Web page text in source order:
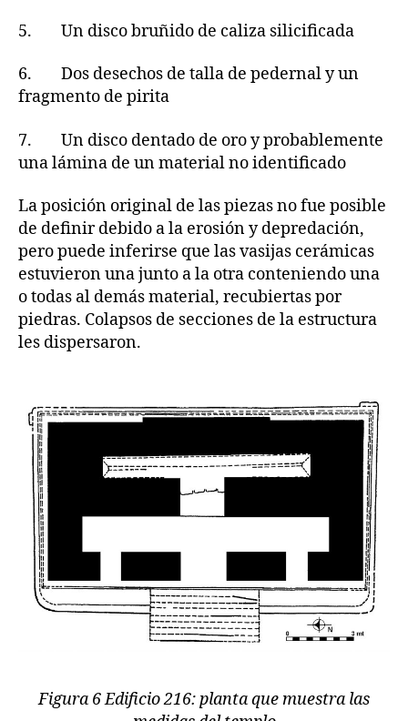
5. Un disco bruñido de caliza silicificada
6. Dos desechos de talla de pedernal y un
fragmento de pirita
7. Un disco dentado de oro y probablemente
una lámina de un material no identificado
La posición original de las piezas no fue posible
de definir debido a la erosión y depredación,
pero puede inferirse que las vasijas cerámicas
estuvieron una junto a la otra conteniendo una
o todas al demás material, recubiertas por
piedras. Colapsos de secciones de la estructura
les dispersaron.
Figura 6 Edificio 216: planta que muestra las